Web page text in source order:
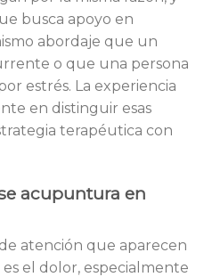
busca apoyo en
abordaje que un
o que una persona
estrés. La experiencia
en distinguir esas
terapéutica con
acupuntura en
atención que aparecen
el dolor, especialmente